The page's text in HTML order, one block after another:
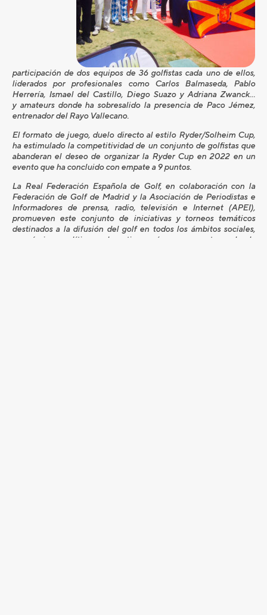
participación de dos equipos de 36 golfistas cada uno de ellos,
liderados por profesionales como Carlos Balmaseda, Pablo
Herrería, Ismael del Castillo, Diego Suazo y Adriana Zwanck…
y amateurs donde ha sobresalido la presencia de Paco Jémez,
entrenador del Rayo Vallecano.
El formato de juego, duelo directo al estilo Ryder/Solheim Cup,
ha estimulado la competitividad de un conjunto de golfistas que
abanderan el deseo de organizar la Ryder Cup en 2022 en un
evento que ha concluido con empate a 9 puntos.
La Real Federación Española de Golf, en colaboración con la
Federación de Golf de Madrid y la Asociación de Periodistas e
Informadores de prensa, radio, televisión e Internet (APEI),
promueven este conjunto de iniciativas y torneos temáticos
destinados a la difusión del golf en todos los ámbitos sociales,
económicos, políticos y deportivos, así como en sectores donde